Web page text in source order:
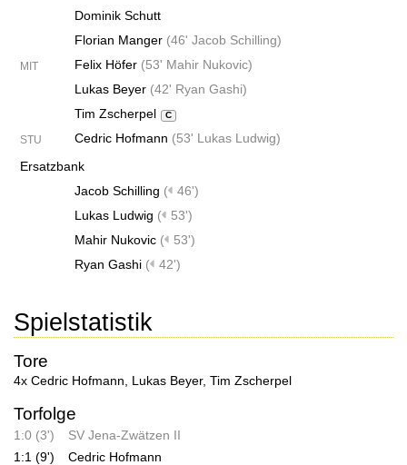
Dominik Schutt
Florian Manger (46' Jacob Schilling)
MIT Felix Höfer (53' Mahir Nukovic)
Lukas Beyer (42' Ryan Gashi)
Tim Zscherpel
C
STU Cedric Hofmann (53' Lukas Ludwig)
Ersatzbank
Jacob Schilling (
46')
Lukas Ludwig (
53')
Mahir Nukovic (
53')
Ryan Gashi ( 42')
Spielstatistik
Tore
4x Cedric Hofmann Lukas Beyer, Tim Zscherpel
Torfolge
1:0 (3')
SV Jena-Zwätzen II
1:1 (9')
Cedric Hofmann